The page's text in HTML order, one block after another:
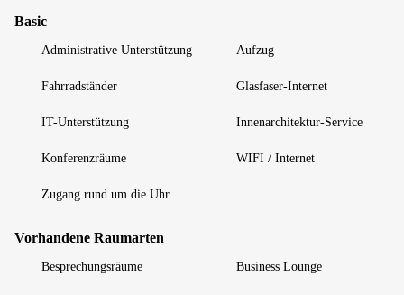
Basic
Administrative Unterstützung Aufzug
Fahrradständer Glasfaser-Internet
IT-Unterstützung Innenarchitektur-Service
Konferenzräume WIFI / Internet
Zugang rund um die Uhr
Vorhandene Raumarten
Besprechungsräume Business Lounge